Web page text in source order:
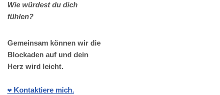
Wie würdest du dich
fühlen?
Gemeinsam können wir die
Blockaden auf und dein
Herz wird leicht.
❤️ Kontaktiere mich.